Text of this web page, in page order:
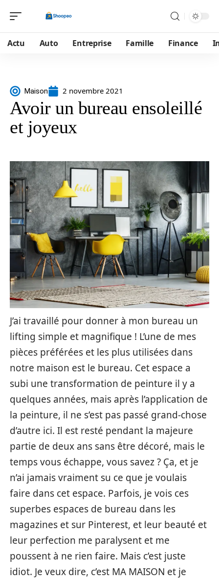
Actu Auto Entreprise Famille Finance
Maison 2 novembre 2021
Avoir un bureau ensoleillé
et joyeux
J’ai travaillé pour donner à mon bureau un
lifting simple et magnifique ! L’une de mes
pièces préférées et les plus utilisées dans
notre maison est le bureau. Cet espace a
subi une transformation de peinture il y a
quelques années, mais après l’application de
la peinture, il ne s’est pas passé grand-chose
d’autre ici. Il est resté pendant la majeure
partie de deux ans sans être décoré, mais le
temps vous échappe, vous savez ? Ça, et je
n’ai jamais vraiment su ce que je voulais
faire dans cet espace. Parfois, je vois ces
superbes espaces de bureau dans les
magazines et sur Pinterest, et leur beauté et
leur perfection me paralysent et me
poussent à ne rien faire. Mais c’est juste
idiot. Je veux dire, c’est MA MAISON et je